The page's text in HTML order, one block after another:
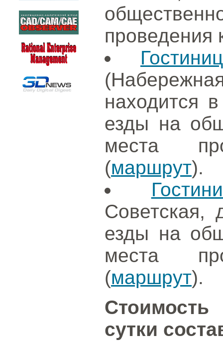
проведения
находится
езды на
места
(маршрут).
Советская,
езды на
места
(маршрут).
сутки